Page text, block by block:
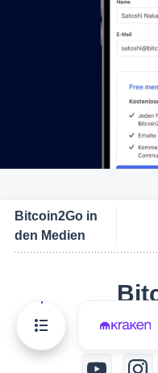
Bitcoin2Go in
den Medien
Lernen.